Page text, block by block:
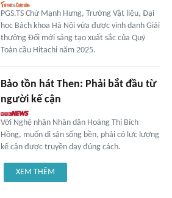
PGS.TS Chử Mạnh Hưng, Trường Vật liệu, Đại
học Bách khoa Hà Nội vừa được vinh danh Giải
thưởng Đổi mới sáng tạo xuất sắc của Quỹ
Toàn cầu Hitachi năm 2025.
Bảo tồn hát Then: Phải bắt đầu từ
người kế cận
Với Nghệ nhân Nhân dân Hoàng Thị Bích
Hồng, muốn di sản sống bền, phải có lực lượng
kế cận được truyền dạy đúng cách.
XEM THÊM